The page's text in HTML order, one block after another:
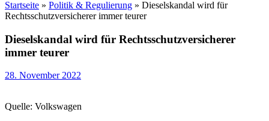
Startseite » Politik & Regulierung » Dieselskandal wird für
Rechtsschutzversicherer immer teurer
Dieselskandal wird für Rechtsschutzversicherer
immer teurer
28. November 2022
Quelle: Volkswagen